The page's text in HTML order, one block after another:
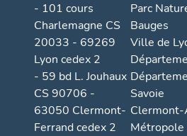
- 101 cours
Charlemagne CS
20033 - 69269
Lyon cedex 2
- 59 bd L. Jouhaux
CS 90706 -
63050 Clermont-
Ferrand cedex 2
Parc
Bauges
Ville de
Savoie
Métropole